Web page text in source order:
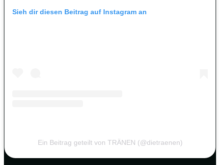
Sieh dir diesen Beitrag auf Instagram an
Ein Beitrag geteilt von TRÄNEN (@dietraenen)